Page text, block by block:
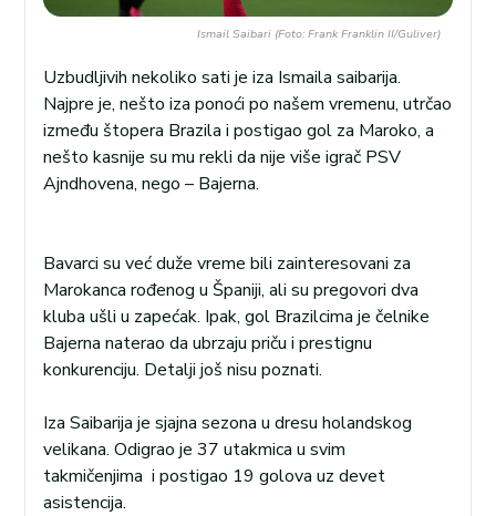
Ismail Saibari (Foto: Frank Franklin II/Guliver)
Uzbudljivih nekoliko sati je iza Ismaila saibarija.
Najpre je, nešto iza ponoći po našem vremenu, utrčao
između štopera Brazila i postigao gol za Maroko, a
nešto kasnije su mu rekli da nije više igrač PSV
Ajndhovena, nego – Bajerna.
Bavarci su već duže vreme bili zainteresovani za
Marokanca rođenog u Španiji, ali su pregovori dva
kluba ušli u zapećak. Ipak, gol Brazilcima je čelnike
Bajerna naterao da ubrzaju priču i prestignu
konkurenciju. Detalji još nisu poznati.
Iza Saibarija je sjajna sezona u dresu holandskog
velikana. Odigrao je 37 utakmica u svim
takmičenjima i postigao 19 golova uz devet
asistencija.